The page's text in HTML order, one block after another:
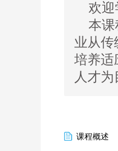
欢
本
业从传
培养适
人才
课程概述